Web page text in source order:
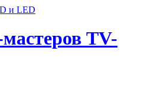
и LED
TV-